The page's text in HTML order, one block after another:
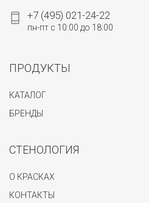
+7 (495) 021-24-22
пн-пт с 10:00 до 18:00
ПРОДУКТЫ
КАТАЛОГ
БРЕНДЫ
СТЕНОЛОГИЯ
О КРАСКАХ
КОНТАКТЫ